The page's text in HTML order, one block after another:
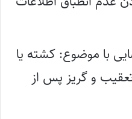
با موضوع: کشته یا
و گریز پس از